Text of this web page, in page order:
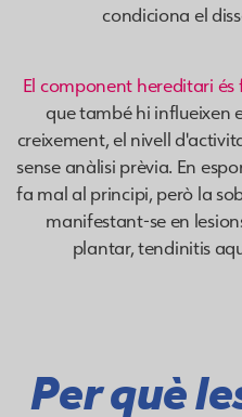
condiciona el
El component hereditari
que també hi influeixen
creixement, el nivell
sense anàlisi prèvia. En
fa mal al principi, però la
manifestant-se en
plantar, tendinitis
Per què